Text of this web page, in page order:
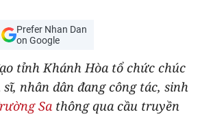
Prefer Nhan Dan
on Google
tỉnh Khánh Hòa tổ chức chúc
sĩ, nhân dân đang công tác, sinh
Sa thông qua cầu truyền